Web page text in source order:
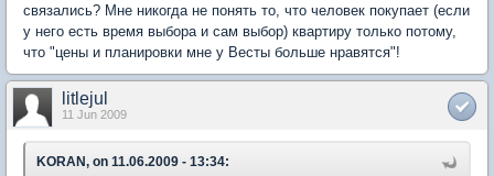
связались? Мне никогда не понять то, что человек покупает (если
у него есть время выбора и сам выбор) квартиру только потому,
что "цены и планировки мне у Весты больше нравятся"!
litlejul
11 Jun 2009
KORAN, on 11.06.2009 - 13:34: